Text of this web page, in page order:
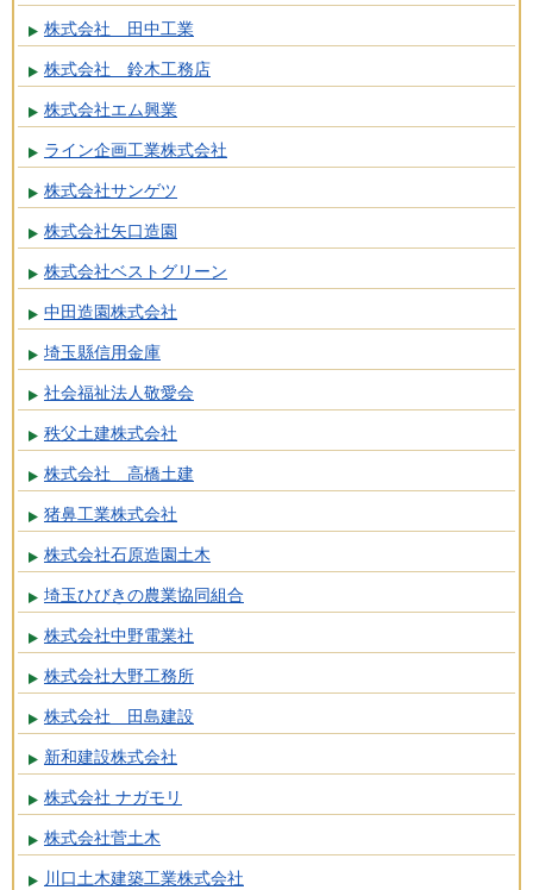
株式会社 田中工業
株式会社 鈴木工務店
株式会社エム興業
ライン企画工業株式会社
株式会社サンゲツ
株式会社矢口造園
株式会社ベストグリーン
中田造園株式会社
埼玉縣信用金庫
社会福祉法人敬愛会
秩父土建株式会社
株式会社 高橋土建
猪鼻工業株式会社
株式会社石原造園土木
埼玉ひびきの農業協同組合
株式会社中野電業社
株式会社大野工務所
株式会社 田島建設
新和建設株式会社
株式会社 ナガモリ
株式会社菅土木
川口土木建築工業株式会社